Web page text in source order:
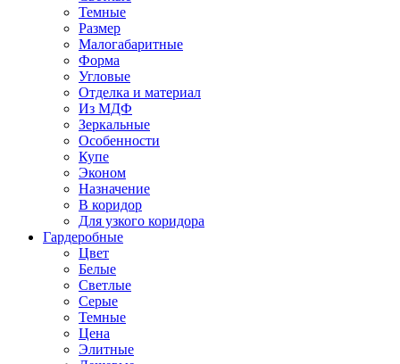
Темные
Размер
Малогабаритные
Форма
Угловые
Отделка и материал
Из МДФ
Зеркальные
Особенности
Купе
Эконом
Назначение
В коридор
Для узкого коридора
Гардеробные
Цвет
Белые
Светлые
Серые
Темные
Цена
Элитные